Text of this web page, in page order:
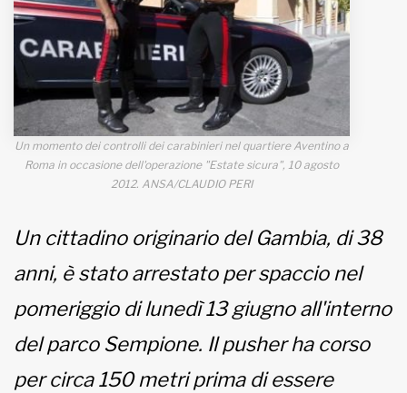
www.viveremilano.info
Fondato e diretto da Enzo De
Bernardis
EDB edizioni - Via Brivio angolo C.
Imbonati, 89 20159 Milano (Italia)
Informativa sulla privacy
Un momento dei controlli dei carabinieri nel quartiere Aventino a
Roma in occasione dell'operazione "Estate sicura", 10 agosto
2012. ANSA/CLAUDIO PERI
Un cittadino originario del Gambia, di 38
anni, è stato arrestato per spaccio nel
pomeriggio di lunedì 13 giugno all'interno
del parco Sempione. Il pusher ha corso
per circa 150 metri prima di essere